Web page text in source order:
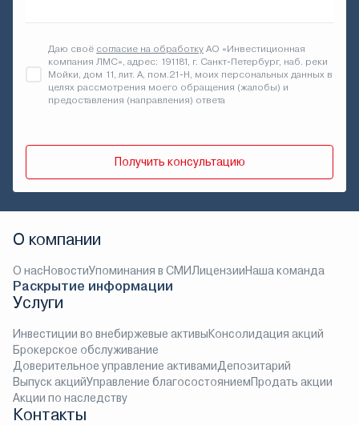
Даю своё согласие на обработку АО «Инвестиционная
компания ЛМС», адрес: 191181, г. Санкт-Петербург, наб. реки
Мойки, дом 11, лит. А, пом.21-Н, моих персональных данных в
целях рассмотрения моего обращения (жалобы) и
предоставления (направления) ответа
Получить консультацию
О компании
О насНовостиУпоминания в СМИЛицензииНаша команда
Раскрытие информации
Услуги
Инвестиции во внебиржевые активыКонсолидация акций
Брокерское обслуживание
Доверительное управление активамиДепозитарий
Выпуск акцийУправление благосостояниемПродать акции
Акции по наследству
Контакты